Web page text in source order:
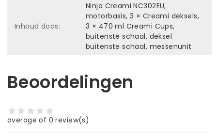
Inhoud doos:
Ninja Creami NC302EU,
motorbasis, 3 × Creami deksels,
3 × 470 ml Creami Cups,
buitenste schaal, deksel
buitenste schaal, messenunit
Beoordelingen
average of 0 review(s)